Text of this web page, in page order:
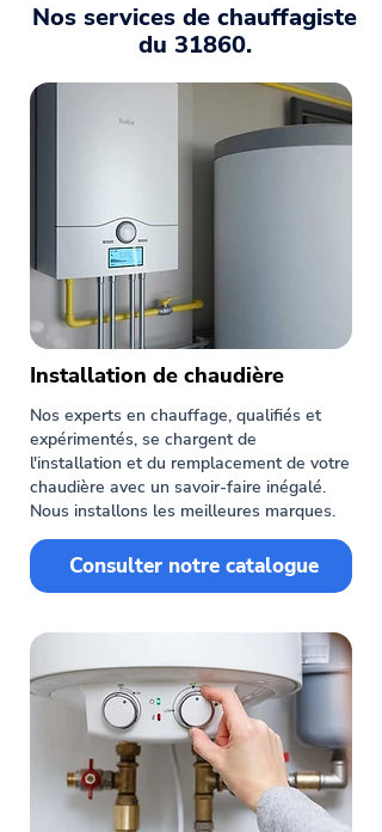
Nos services de chauffagiste
du 31860.
Installation de chaudière
Nos experts en chauffage, qualifiés et
expérimentés, se chargent de
l'installation et du remplacement de votre
chaudière avec un savoir-faire inégalé.
Nous installons les meilleures marques.
Consulter notre catalogue